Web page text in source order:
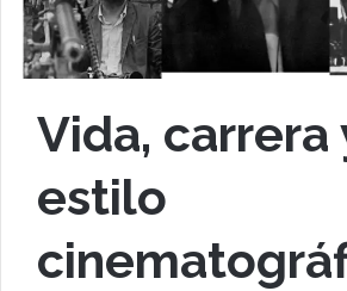
Vida, carrera
estilo